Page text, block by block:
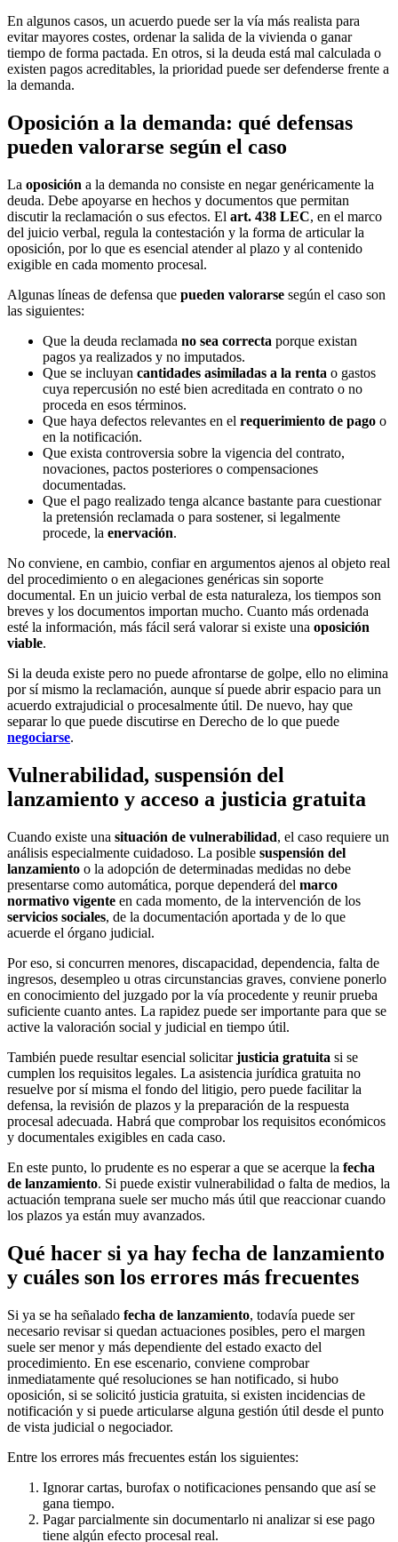
En algunos casos, un acuerdo puede ser la vía más realista para
evitar mayores costes, ordenar la salida de la vivienda o ganar
tiempo de forma pactada. En otros, si la deuda está mal calculada o
existen pagos acreditables, la prioridad puede ser defenderse frente a
la demanda.
Oposición a la demanda: qué defensas
pueden valorarse según el caso
La oposición a la demanda no consiste en negar genéricamente la
deuda. Debe apoyarse en hechos y documentos que permitan
discutir la reclamación o sus efectos. El art. 438 LEC, en el marco
del juicio verbal, regula la contestación y la forma de articular la
oposición, por lo que es esencial atender al plazo y al contenido
exigible en cada momento procesal.
Algunas líneas de defensa que pueden valorarse según el caso son
las siguientes:
Que la deuda reclamada no sea correcta porque existan
pagos ya realizados y no imputados.
Que se incluyan cantidades asimiladas a la renta o gastos
cuya repercusión no esté bien acreditada en contrato o no
proceda en esos términos.
Que haya defectos relevantes en el requerimiento de pago o
en la notificación.
Que exista controversia sobre la vigencia del contrato,
novaciones, pactos posteriores o compensaciones
documentadas.
Que el pago realizado tenga alcance bastante para cuestionar
la pretensión reclamada o para sostener, si legalmente
procede, la enervación.
No conviene, en cambio, confiar en argumentos ajenos al objeto real
del procedimiento o en alegaciones genéricas sin soporte
documental. En un juicio verbal de esta naturaleza, los tiempos son
breves y los documentos importan mucho. Cuanto más ordenada
esté la información, más fácil será valorar si existe una oposición
viable.
Si la deuda existe pero no puede afrontarse de golpe, ello no elimina
por sí mismo la reclamación, aunque sí puede abrir espacio para un
acuerdo extrajudicial o procesalmente útil. De nuevo, hay que
separar lo que puede discutirse en Derecho de lo que puede
negociarse.
Vulnerabilidad, suspensión del
lanzamiento y acceso a justicia gratuita
Cuando existe una situación de vulnerabilidad, el caso requiere un
análisis especialmente cuidadoso. La posible suspensión del
lanzamiento o la adopción de determinadas medidas no debe
presentarse como automática, porque dependerá del marco
normativo vigente en cada momento, de la intervención de los
servicios sociales, de la documentación aportada y de lo que
acuerde el órgano judicial.
Por eso, si concurren menores, discapacidad, dependencia, falta de
ingresos, desempleo u otras circunstancias graves, conviene ponerlo
en conocimiento del juzgado por la vía procedente y reunir prueba
suficiente cuanto antes. La rapidez puede ser importante para que se
active la valoración social y judicial en tiempo útil.
También puede resultar esencial solicitarjusticia gratuita si se
cumplen los requisitos legales. La asistencia jurídica gratuita no
resuelve por sí misma el fondo del litigio, pero puede facilitar la
defensa, la revisión de plazos y la preparación de la respuesta
procesal adecuada. Habrá que comprobar los requisitos económicos
y documentales exigibles en cada caso.
En este punto, lo prudente es no esperar a que se acerque la fecha
de lanzamiento. Si puede existir vulnerabilidad o falta de medios, la
actuación temprana suele ser mucho más útil que reaccionar cuando
los plazos ya están muy avanzados.
Qué hacer si ya hay fecha de lanzamiento
y cuáles son los errores más frecuentes
Si ya se ha señalado fecha de lanzamiento, todavía puede ser
necesario revisar si quedan actuaciones posibles, pero el margen
suele ser menor y más dependiente del estado exacto del
procedimiento. En ese escenario, conviene comprobar
inmediatamente qué resoluciones se han notificado, si hubo
oposición, si se solicitó justicia gratuita, si existen incidencias de
notificación y si puede articularse alguna gestión útil desde el punto
de vista judicial o negociador.
Entre los errores más frecuentes están los siguientes:
Ignorar cartas, burofax o notificaciones pensando que así se
gana tiempo.
Pagar parcialmente sin documentarlo ni analizar si ese pago
tiene algún efecto procesal real.